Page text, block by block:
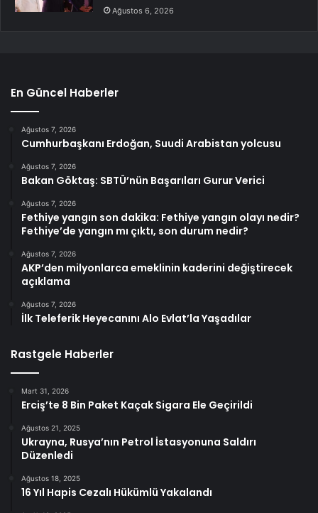
Ağustos 6, 2026
En Güncel Haberler
Ağustos 7, 2026
Cumhurbaşkanı Erdoğan, Suudi Arabistan yolcusu
Ağustos 7, 2026
Bakan Göktaş: SBTÜ’nün Başarıları Gurur Verici
Ağustos 7, 2026
Fethiye yangın son dakika: Fethiye yangın olayı nedir?
Fethiye’de yangın mı çıktı, son durum nedir?
Ağustos 7, 2026
AKP’den milyonlarca emeklinin kaderini değiştirecek
açıklama
Ağustos 7, 2026
İlk Teleferik Heyecanını Alo Evlat’la Yaşadılar
Rastgele Haberler
Mart 31, 2026
Erciş’te 8 Bin Paket Kaçak Sigara Ele Geçirildi
Ağustos 21, 2025
Ukrayna, Rusya’nın Petrol İstasyonuna Saldırı
Düzenledi
Ağustos 18, 2025
16 Yıl Hapis Cezalı Hükümlü Yakalandı